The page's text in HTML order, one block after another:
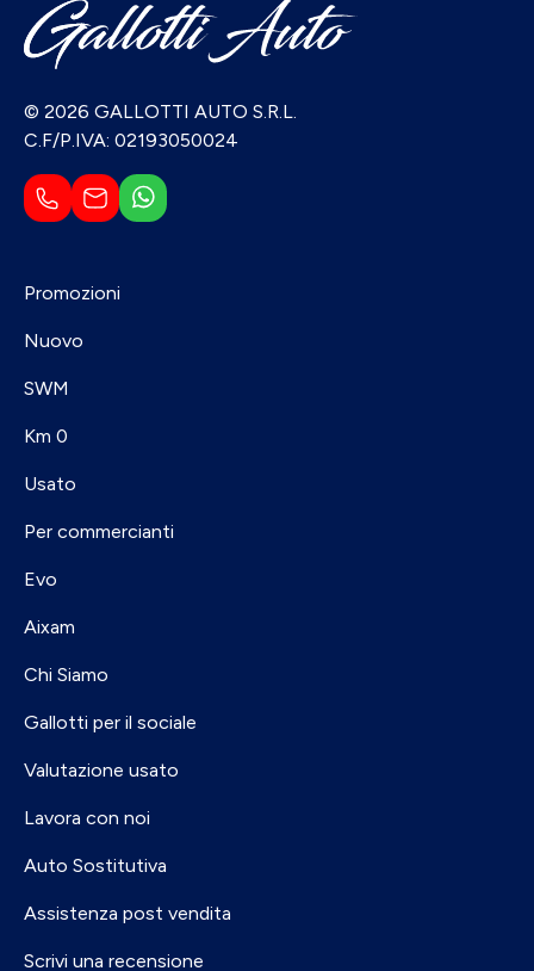
© 2026 GALLOTTI AUTO S.R.L.
C.F/P.IVA: 02193050024
Promozioni
Nuovo
SWM
Km 0
Usato
Per commercianti
Evo
Aixam
Chi Siamo
Gallotti per il sociale
Valutazione usato
Lavora con noi
Auto Sostitutiva
Assistenza post vendita
Scrivi una recensione